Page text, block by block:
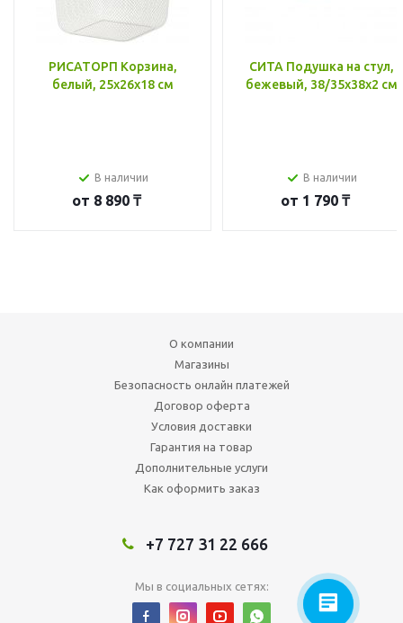
РИСАТОРП Корзина,
белый, 25x26x18 см
В наличии
от 8 890 ₸
СИТА Подушка на стул,
бежевый, 38/35x38x2 см
В наличии
от 1 790 ₸
О компании
Магазины
Безопасность онлайн платежей
Договор оферта
Условия доставки
Гарантия на товар
Дополнительные услуги
Как оформить заказ
+7 727 31 22 666
Мы в социальных сетях: